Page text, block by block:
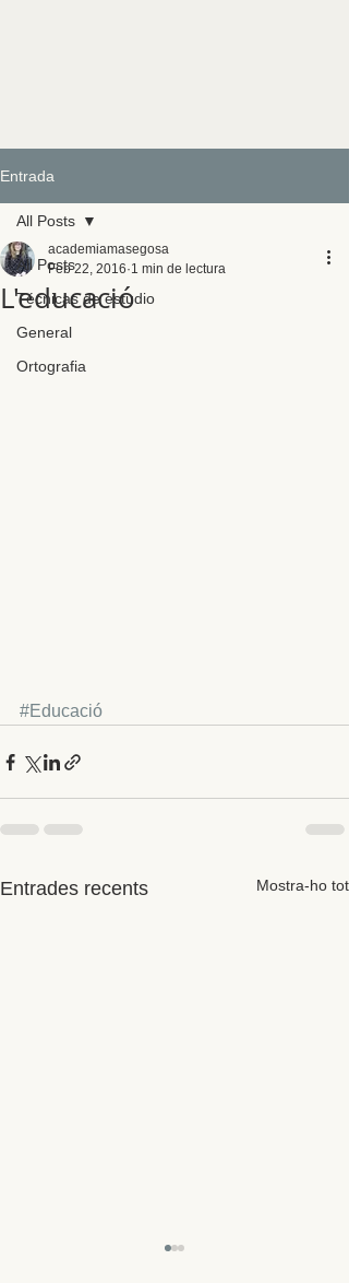
Entrada
All Posts
Técnicas de estudio
General
Ortografia
All Posts
L'educació
academiamasegosa
Feb 22, 2016 1 min de lectura
#Educació
Entrades recents Mostra-ho tot